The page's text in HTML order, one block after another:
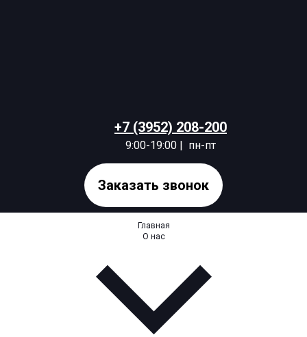
+7 (3952) 208-200
9:00-19:00 | пн-пт
Заказать звонок
Главная
О нас